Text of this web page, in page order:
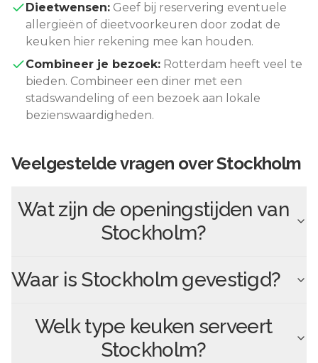
Dieetwensen: Geef bij reservering eventuele
allergieën of dieetvoorkeuren door zodat de
keuken hier rekening mee kan houden.
Combineer je bezoek: Rotterdam heeft veel te
bieden. Combineer een diner met een
stadswandeling of een bezoek aan lokale
bezienswaardigheden.
Veelgestelde vragen overStockholm
Wat zijn de openingstijden van
Stockholm?
Waar is Stockholm gevestigd?
Welk type keuken serveert
Stockholm?